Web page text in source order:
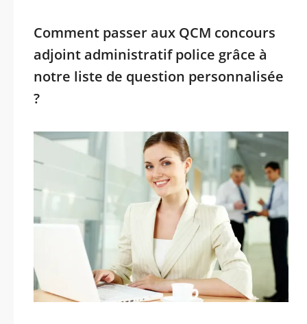
Comment passer aux QCM concours
adjoint administratif police grâce à
notre liste de question personnalisée
?